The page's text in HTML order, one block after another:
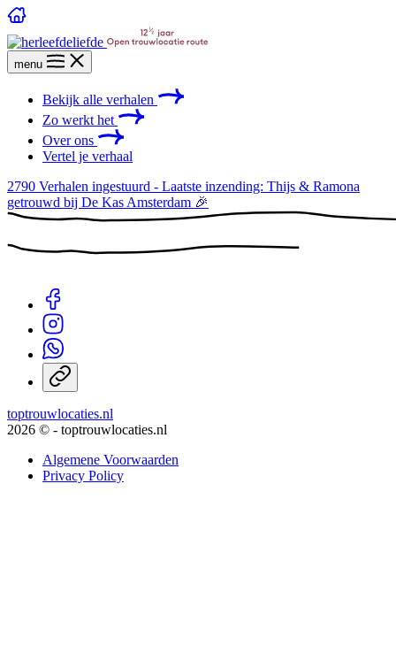
menu
Bekijk alle verhalen
Zo werkt het
Over ons
Vertel je verhaal
2790 Verhalen ingestuurd - Laatste inzending: Thijs & Ramona
getrouwd bij De Kas Amsterdam 🎉
toptrouwlocaties.nl
2026 © - toptrouwlocaties.nl
Algemene Voorwaarden
Privacy Policy